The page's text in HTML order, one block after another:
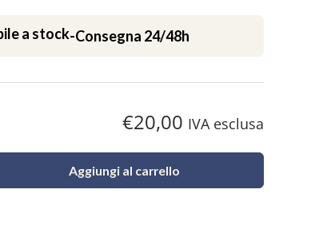
a stock-Consegna 24/48h
€20,00 IVA esclusa
Aggiungi al carrello